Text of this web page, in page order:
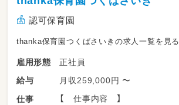
認可保育園
thanka保育園つくばさいきの求人一覧を見る
雇用形態
正社員
給与
月収259,000円 〜
仕事
【 仕事内容 】